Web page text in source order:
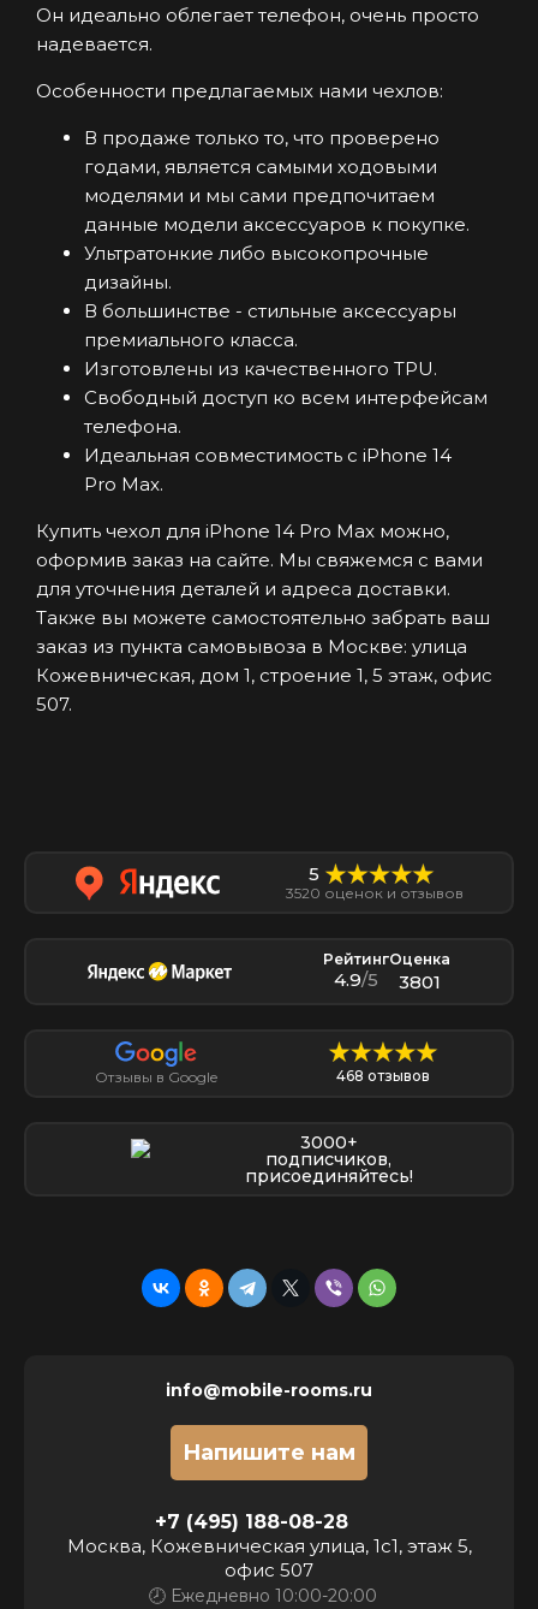
Он идеально облегает телефон, очень просто
надевается.
Особенности предлагаемых нами чехлов:
В продаже только то, что проверено
годами, является самыми ходовыми
моделями и мы сами предпочитаем
данные модели аксессуаров к покупке.
Ультратонкие либо высокопрочные
дизайны.
В большинстве - стильные аксессуары
премиального класса.
Изготовлены из качественного TPU.
Свободный доступ ко всем интерфейсам
телефона.
Идеальная совместимость с iPhone 14
Pro Max.
Купить чехол для iPhone 14 Pro Max можно,
оформив заказ на сайте. Мы свяжемся с вами
для уточнения деталей и адреса доставки.
Также вы можете самостоятельно забрать ваш
заказ из пункта самовывоза в Москве: улица
Кожевническая, дом 1, строение 1, 5 этаж, офис
507.
5
3520 оценок и отзывов
Рейтинг
4.9/5
Оценка
3801
Отзывы в Google 468 отзывов
3000+
подписчиков,
присоединяйтесь!
info@mobile-rooms.ru
Напишите нам
+7 (495) 188-08-28
Москва, Кожевническая улица, 1с1, этаж 5,
офис 507
🕗 Ежедневно 10:00-20:00